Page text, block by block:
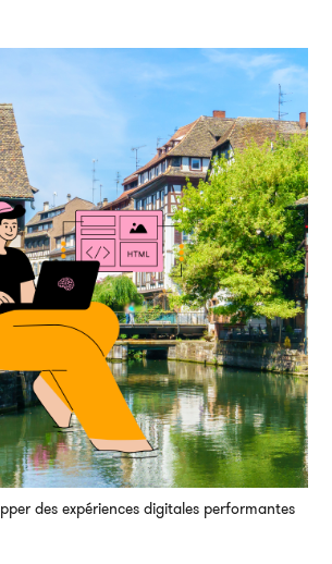
des expériences digitales performantes